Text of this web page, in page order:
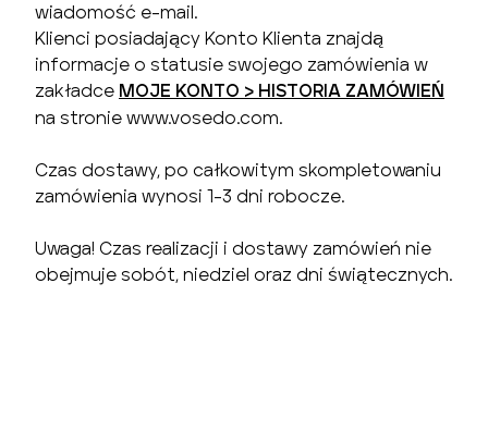
wiadomość e-mail.
Klienci posiadający Konto Klienta znajdą
informacje o statusie swojego zamówienia w
zakładce MOJE KONTO > HISTORIA ZAMÓWIEŃ
na stronie www.vosedo.com.
Czas dostawy, po całkowitym skompletowaniu
zamówienia wynosi 1-3 dni robocze.
Uwaga! Czas realizacji i dostawy zamówień nie
obejmuje sobót, niedziel oraz dni świątecznych.